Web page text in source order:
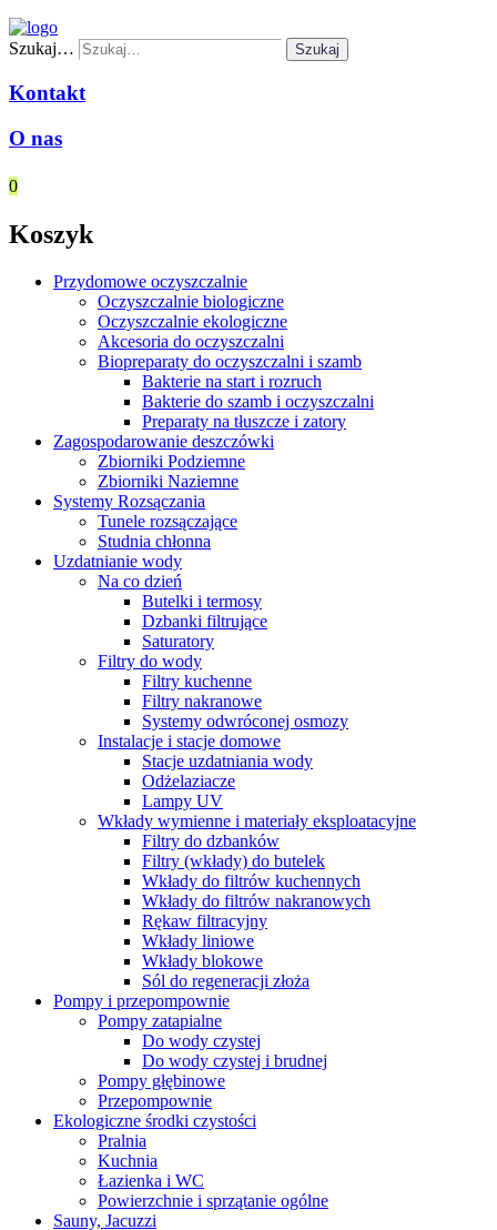
Szukaj… Szukaj
Kontakt
O nas
0
Koszyk
Przydomowe oczyszczalnie
Oczyszczalnie biologiczne
Oczyszczalnie ekologiczne
Akcesoria do oczyszczalni
Biopreparaty do oczyszczalni i szamb
Bakterie na start i rozruch
Bakterie do szamb i oczyszczalni
Preparaty na tłuszcze i zatory
Zagospodarowanie deszczówki
Zbiorniki Podziemne
Zbiorniki Naziemne
Systemy Rozsączania
Tunele rozsączające
Studnia chłonna
Uzdatnianie wody
Na co dzień
Butelki i termosy
Dzbanki filtrujące
Saturatory
Filtry do wody
Filtry kuchenne
Filtry nakranowe
Systemy odwróconej osmozy
Instalacje i stacje domowe
Stacje uzdatniania wody
Odżelaziacze
Lampy UV
Wkłady wymienne i materiały eksploatacyjne
Filtry do dzbanków
Filtry (wkłady) do butelek
Wkłady do filtrów kuchennych
Wkłady do filtrów nakranowych
Rękaw filtracyjny
Wkłady liniowe
Wkłady blokowe
Sól do regeneracji złoża
Pompy i przepompownie
Pompy zatapialne
Do wody czystej
Do wody czystej i brudnej
Pompy głębinowe
Przepompownie
Ekologiczne środki czystości
Pralnia
Kuchnia
Łazienka i WC
Powierzchnie i sprzątanie ogólne
Sauny, Jacuzzi